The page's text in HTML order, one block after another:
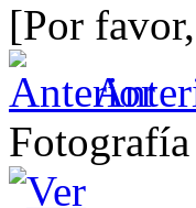
[Por